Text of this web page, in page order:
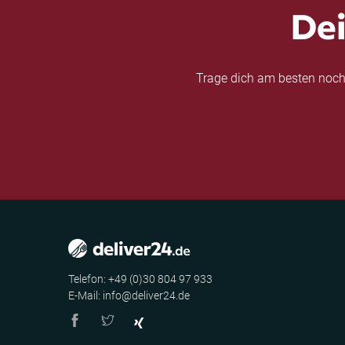
Trage dich am besten
Telefon: +49 (0)30 804 97 933
E-Mail: info@deliver24.de